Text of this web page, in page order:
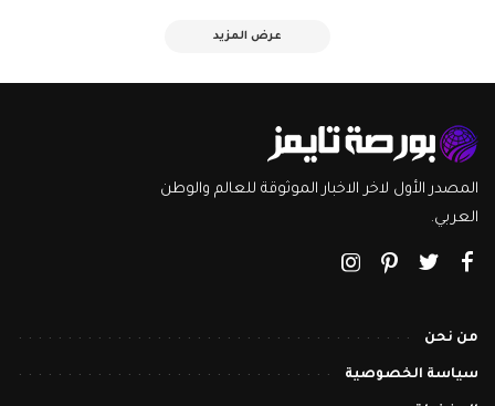
عرض المزيد
المصدر الأول لاخر الاخبار الموثوقة للعالم والوطن
العربي.
من نحن
سياسة الخصوصية